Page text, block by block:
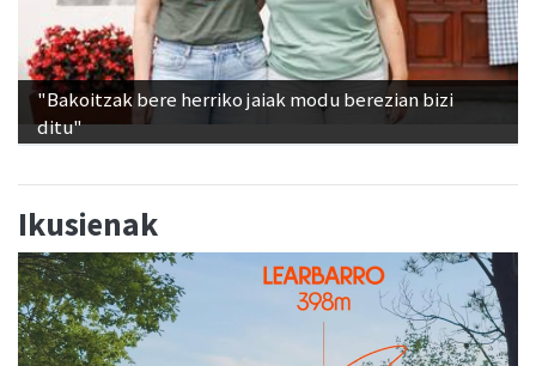
"Bakoitzak bere herriko jaiak modu berezian bizi
ditu"
Ikusienak